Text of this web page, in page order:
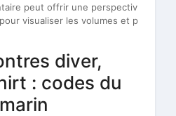
peut offrir une perspectiv
visualiser les volumes et p
diver,
: codes du